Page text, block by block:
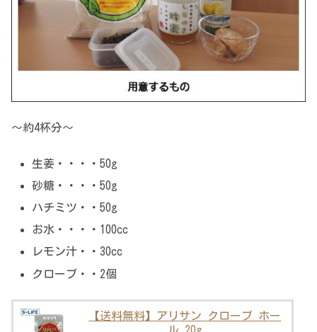
～約4杯分～
生姜・・・・50g
砂糖・・・・50g
ハチミツ・・50g
お水・・・・100cc
レモン汁・・30cc
クローブ・・2個
【送料無料】アリサン クローブ ホー